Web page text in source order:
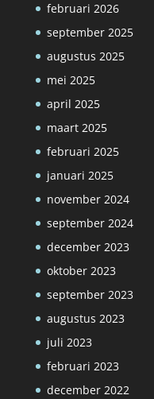
februari 2026
september 2025
augustus 2025
mei 2025
april 2025
maart 2025
februari 2025
januari 2025
november 2024
september 2024
december 2023
oktober 2023
september 2023
augustus 2023
juli 2023
februari 2023
december 2022